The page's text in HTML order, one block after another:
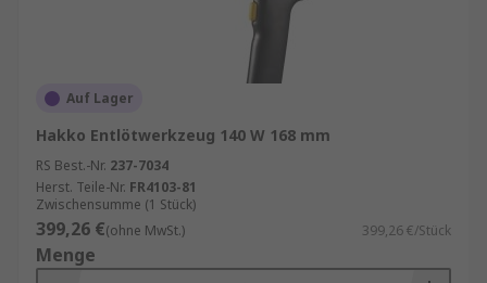
Auf Lager
Hakko Entlötwerkzeug 140 W 168 mm
RS Best.-Nr. 237-7034
Herst. Teile-Nr. FR4103-81
Zwischensumme (1 Stück)
399,26 €(ohne MwSt.) 399,26 €/Stück
Menge